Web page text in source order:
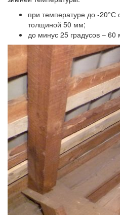
при температуре до -20°С
толщиной 50 мм;
до минус 25 градусов – 60